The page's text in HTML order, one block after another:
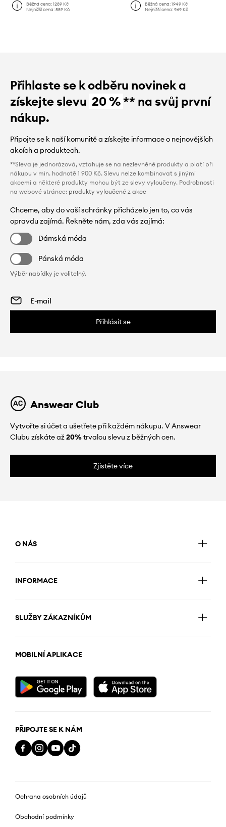
Běžná cena:1289 Kč
Nejnižší cena:559 Kč
Běžná cena: 1949 Kč
Nejnižší cena: 969 Kč
Přihlaste se k odběru novinek a
získejte slevu 20 %** na svůj první
nákup.
Připojte se k naší komunitě a získejte informace o nejnovějších
akcích a produktech.
**Sleva je jednorázová, vztahuje se na nezlevněné produkty a platí při
nákupu v min. hodnotě 1 900 Kč. Slevu nelze kombinovat s jinými
akcemi a některé produkty mohou být ze slevy vyloučeny. Podrobnosti
na webové stránce: produkty vyloučené z akce
Chceme, aby do vaší schránky přicházelo jen to, co vás
opravdu zajímá. Řekněte nám, zda vás zajímá:
Dámská móda
Pánská móda
Výběr nabídky je volitelný.
Přihlásit se
Answear Club
Vytvořte si účet a ušetřete při každém nákupu. V Answear
Clubu získáte až20%trvalou slevu z běžných cen.
Zjistěte více
O NÁS
INFORMACE
SLUŽBY ZÁKAZNÍKŮM
MOBILNÍ APLIKACE
PŘIPOJTE SE K NÁM
Ochrana osobních údajů
Obchodní podmínky